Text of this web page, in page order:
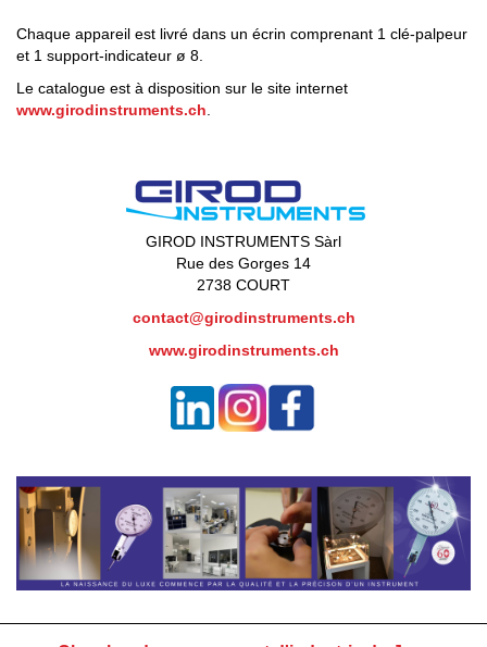
Chaque appareil est livré dans un écrin comprenant 1 clé-palpeur
et 1 support-indicateur ø 8.
Le catalogue est à disposition sur le site internet
www.girodinstruments.ch.
GIROD INSTRUMENTS Sàrl
Rue des Gorges 14
2738 COURT
contact@girodinstruments.ch
www.girodinstruments.ch